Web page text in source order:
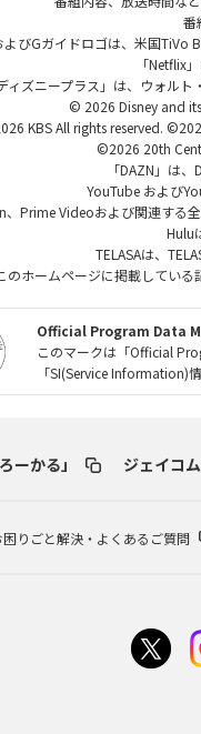
番
びGガイドロゴは、米国TiVo
「Netflix
ディズニープラス」は、ウォル
© 2026 Disney and
KBS All rights reserved.
©2026 20th
「DAZN」は
YouTube および
Prime Videoおよび関連する
Hulu
TELASAは、
のホームページに掲載している
Official Program Data
このマークは「Official
「SI(Service Information)
ーかる」 ジェイコ
困りごと解決・よくあるご質問